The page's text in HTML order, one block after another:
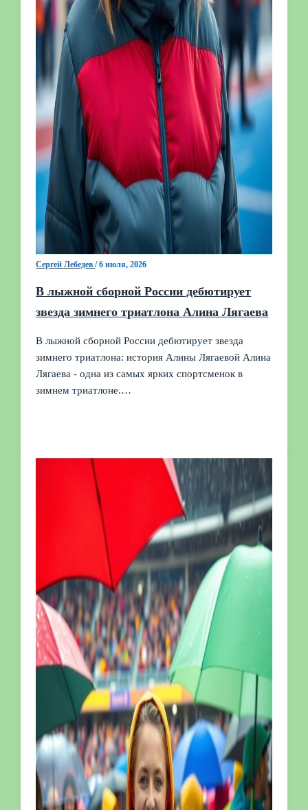
Сергей Лебедев/6 июля, 2026
В лыжной сборной России дебютирует
звезда зимнего триатлона Алина Лягаева
В лыжной сборной России дебютирует звезда
зимнего триатлона: история Алины Лягаевой Алина
Лягаева - одна из самых ярких спортсменок в
зимнем триатлоне.…